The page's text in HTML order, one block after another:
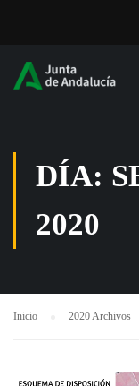
DÍA:
2020
Inicio 2020 Archivos